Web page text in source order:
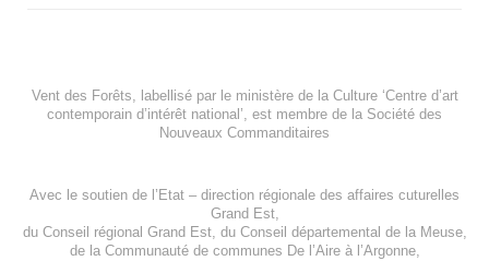
Vent des Forêts, labellisé par le ministère de la Culture ‘Centre d’art
contemporain d’intérêt national’, est membre de la Société des
Nouveaux Commanditaires
Avec le soutien de l’Etat – direction régionale des affaires cuturelles
Grand Est,
du Conseil régional Grand Est, du Conseil départemental de la Meuse,
de la Communauté de communes De l’Aire à l’Argonne,